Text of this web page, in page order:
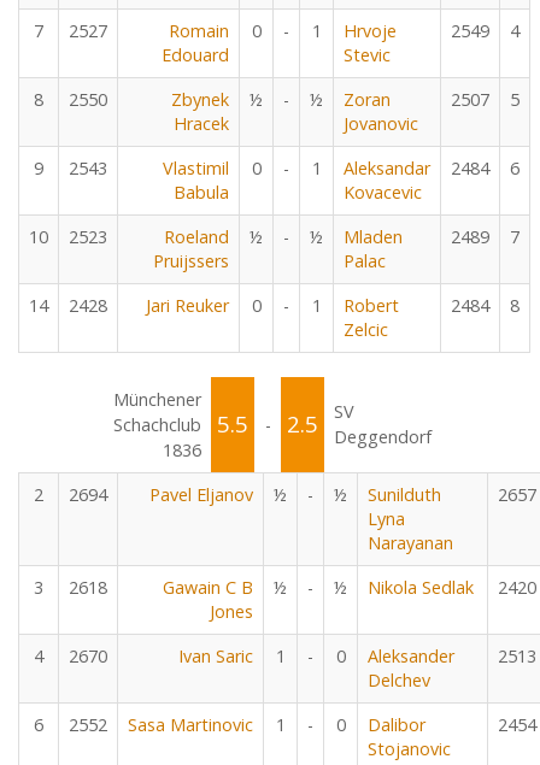
7 2527
Romain
Edouard
0 - 1
Hrvoje
Stevic
2549 4
8 2550
Zbynek
Hracek
½ - ½
Zoran
Jovanovic
2507 5
9 2543
Vlastimil
Babula
0 - 1
Aleksandar
Kovacevic
2484 6
10 2523
Roeland
Pruijssers
½ - ½
Mladen
Palac
2489 7
14 2428 Jari Reuker 0 - 1
Robert
Zelcic
2484 8
Münchener
Schachclub
1836
5.5 - 2.5
SV
Deggendorf
2 2694 Pavel Eljanov ½ - ½
Sunilduth
Lyna
Narayanan
2657
3 2618
Gawain C B
Jones
½ - ½ Nikola Sedlak 2420
4 2670 Ivan Saric 1 - 0
Aleksander
Delchev
2513
6 2552 Sasa Martinovic 1 - 0
Dalibor
Stojanovic
2454